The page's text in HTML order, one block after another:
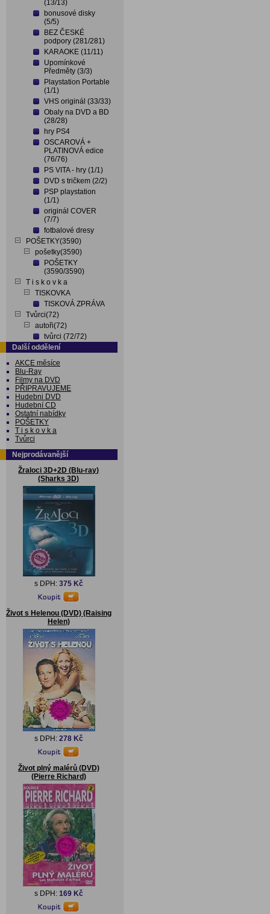
(13/13)
bonusové disky
(5/5)
BEZ ČESKÉ
podpory (281/281)
KARAOKE (11/11)
Upomínkové
Předměty (3/3)
Playstation Portable
(1/1)
VHS originál (33/33)
Obaly na DVD a BD
(28/28)
hry PS4
OSCAROVÁ +
PLATINOVÁ edice
(76/76)
PS VITA - hry (1/1)
DVD s tričkem (2/2)
PSP playstation
(1/1)
originál COVER
(7/7)
fotbalové dresy
POŠETKY(3590)
pošetky(3590)
POŠETKY
(3590/3590)
T i s k o v k a
TISKOVKA
TISKOVÁ ZPRÁVA
Tvůrci(72)
autoři(72)
tvůrci (72/72)
Další oddělení
AKCE měsíce
Blu-Ray
Filmy na DVD
PŘIPRAVUJEME
Hudebni DVD
Hudební CD
Ostatní nabídky
POŠETKY
T i s k o v k a
Tvůrci
Nejprodávanější
Žraloci 3D+2D (Blu-ray)
(Sharks 3D)
s DPH: 375 Kč
Život s Helenou (DVD) (Raising
Helen)
s DPH: 278 Kč
Život plný malérů (DVD)
(Pierre Richard)
s DPH: 169 Kč